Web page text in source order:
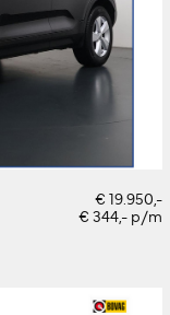
€ 19.950,-
€ 344,- p/m